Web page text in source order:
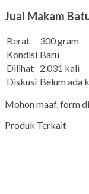
Jual Makam
Berat
300 gram
Kondisi Baru
Dilihat 2.031 kali
Diskusi Belum ada
Mohon maaf, form
Produk Terkait